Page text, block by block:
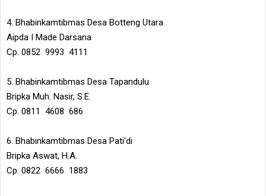
4. Bhabinkamtibmas Desa Botteng Utara
Aipda I Made Darsana
Cp. 0852 9993 4111
5. Bhabinkamtibmas Desa Tapandulu
Bripka Muh. Nasir, S.E.
Cp. 0811 4608 686
6. Bhabinkamtibmas Desa Pati'di
Bripka Aswat, H.A.
Cp. 0822 6666 1883